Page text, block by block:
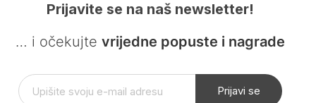
Prijavite se na naš newsletter!
… i očekujte vrijedne popuste i nagrade
Prijavi se